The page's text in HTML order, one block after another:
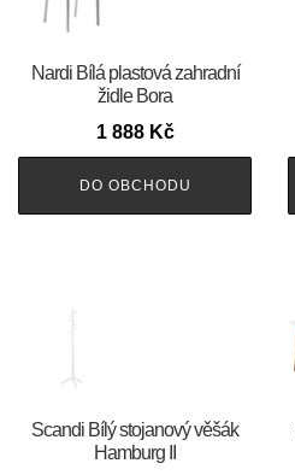
Nardi Bílá plastová zahradní
židle Bora
1 888 Kč
DO OBCHODU
Scandi Bílý stojanový věšák
Hamburg II